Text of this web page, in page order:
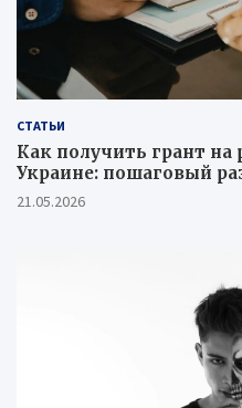
СТАТЬИ
Как получить грант на
Украине: пошаговый
21.05.2026